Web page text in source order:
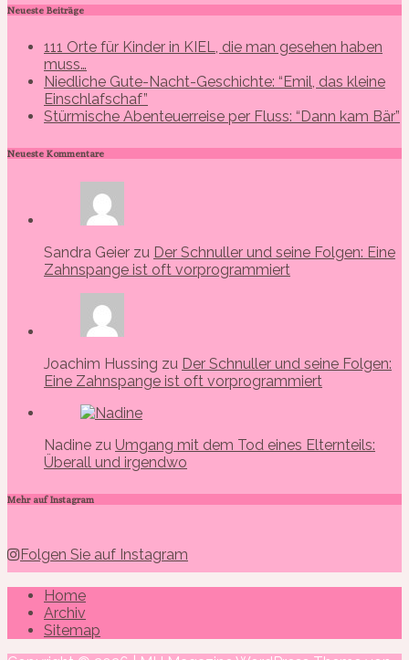
Neueste Beiträge
111 Orte für Kinder in KIEL, die man gesehen haben
muss…
Niedliche Gute-Nacht-Geschichte: “Emil, das kleine
Einschlafschaf”
Stürmische Abenteuerreise per Fluss: “Dann kam Bär”
Neueste Kommentare
Sandra Geier zu Der Schnuller und seine Folgen: Eine
Zahnspange ist oft vorprogrammiert
Joachim Hussing zu Der Schnuller und seine Folgen:
Eine Zahnspange ist oft vorprogrammiert
Nadine zu Umgang mit dem Tod eines Elternteils:
Überall und irgendwo
Mehr auf Instagram
Folgen Sie auf Instagram
Home
Archiv
Sitemap